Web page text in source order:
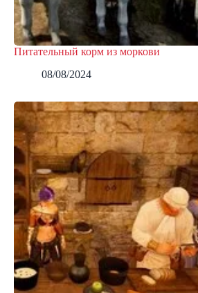
Питательный корм из моркови
08/08/2024